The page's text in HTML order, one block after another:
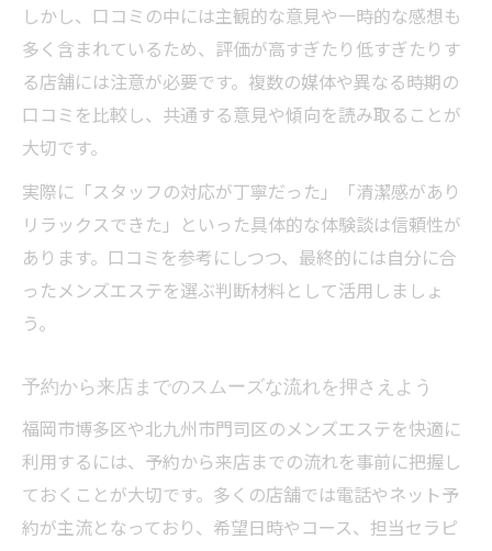
しかし、口コミの中には主観的な意見や一時的な感想も
多く含まれているため、評価が高すぎたり低すぎたりす
る店舗には注意が必要です。複数の媒体や異なる時期の
口コミを比較し、共通する意見や傾向を読み取ることが
大切です。
実際に「スタッフの対応が丁寧だった」「清潔感があり
リラックスできた」といった具体的な体験談は信頼性が
あります。口コミを参考にしつつ、最終的には自分に合
ったメンズエステを選ぶ判断材料として活用しましょ
う。
予約から来店までのスムーズな流れを押さえよう
福岡市博多区や北九州市門司区のメンズエステを快適に
利用するには、予約から来店までの流れを事前に把握し
ておくことが大切です。多くの店舗では電話やネット予
約が主流となっており、希望日時やコース、担当セラピ